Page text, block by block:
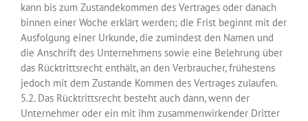
kann bis zum Zustandekommen des Vertrages oder danach
binnen einer Woche erklärt werden; die Frist beginnt mit der
Ausfolgung einer Urkunde, die zumindest den Namen und
die Anschrift des Unternehmens sowie eine Belehrung über
das Rücktrittsrecht enthält, an den Verbraucher, frühestens
jedoch mit dem Zustande Kommen des Vertrages zulaufen.
5.2. Das Rücktrittsrecht besteht auch dann, wenn der
Unternehmer oder ein mit ihm zusammenwirkender Dritter